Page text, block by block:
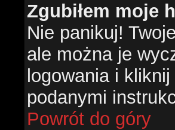
Zgubiłem moje
Nie panikuj!
ale można je
logowania i kliknij
podanymi
Powrót do góry